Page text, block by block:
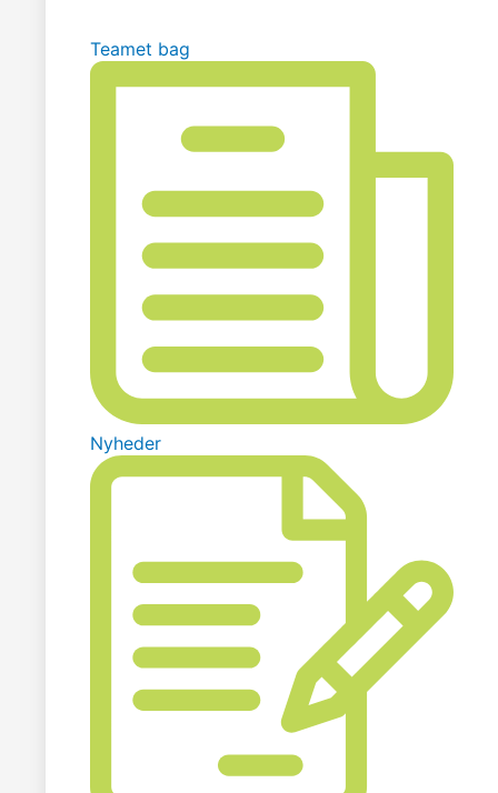
Teamet bag
Nyheder